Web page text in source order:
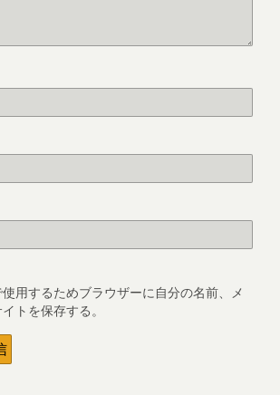
用するためブラウザーに自分の名前、メ
トを保存する。